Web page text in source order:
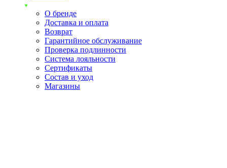
О бренде
Доставка и оплата
Возврат
Гарантийное обслуживание
Проверка подлинности
Система лояльности
Сертификаты
Состав и уход
Магазины